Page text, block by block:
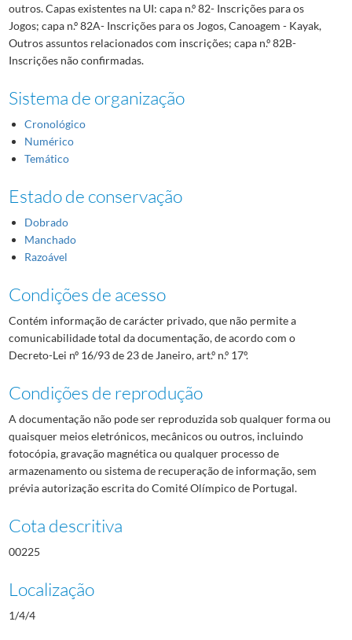
outros. Capas existentes na UI: capa n.º 82- Inscrições para os
Jogos; capa n.º 82A- Inscrições para os Jogos, Canoagem - Kayak,
Outros assuntos relacionados com inscrições; capa n.º 82B-
Inscrições não confirmadas.
Sistema de organização
Cronológico
Numérico
Temático
Estado de conservação
Dobrado
Manchado
Razoável
Condições de acesso
Contém informação de carácter privado, que não permite a
comunicabilidade total da documentação, de acordo com o
Decreto-Lei nº 16/93 de 23 de Janeiro, art.º n.º 17º.
Condições de reprodução
A documentação não pode ser reproduzida sob qualquer forma ou
quaisquer meios eletrónicos, mecânicos ou outros, incluindo
fotocópia, gravação magnética ou qualquer processo de
armazenamento ou sistema de recuperação de informação, sem
prévia autorização escrita do Comité Olímpico de Portugal.
Cota descritiva
00225
Localização
1/4/4